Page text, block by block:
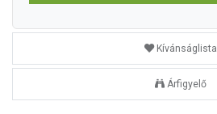
Kívánságlista
Árfigyelő